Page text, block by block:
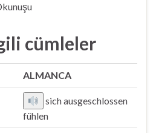
cümleler
ALMANCA
sich ausgeschlossen
fühlen